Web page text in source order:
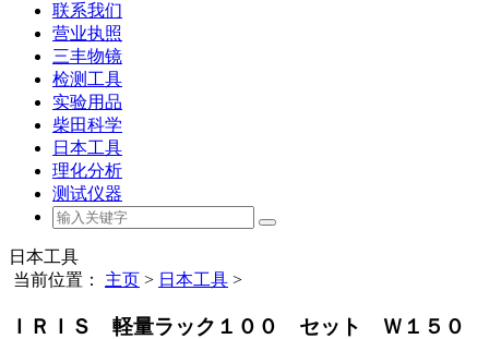
联系我们
营业执照
三丰物镜
检测工具
实验用品
柴田科学
日本工具
理化分析
测试仪器
日本工具
当前位置： 主页 > 日本工具 >
ＩＲＩＳ 軽量ラック１００ セット Ｗ１５０